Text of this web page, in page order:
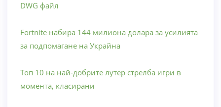
DWG файл
Fortnite набира 144 милиона долара за усилията
за подпомагане на Украйна
Топ 10 на най-добрите лутер стрелба игри в
момента, класирани